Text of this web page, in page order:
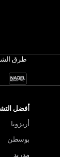
طرق
أفضل
أريزونا
بوسطن
مدريد